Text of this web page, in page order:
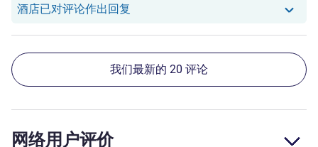
酒店已对评论作出回复 我们酒店已对 Lei D. 的评论作出回复
我们最新的 20 评论
网络用户评价